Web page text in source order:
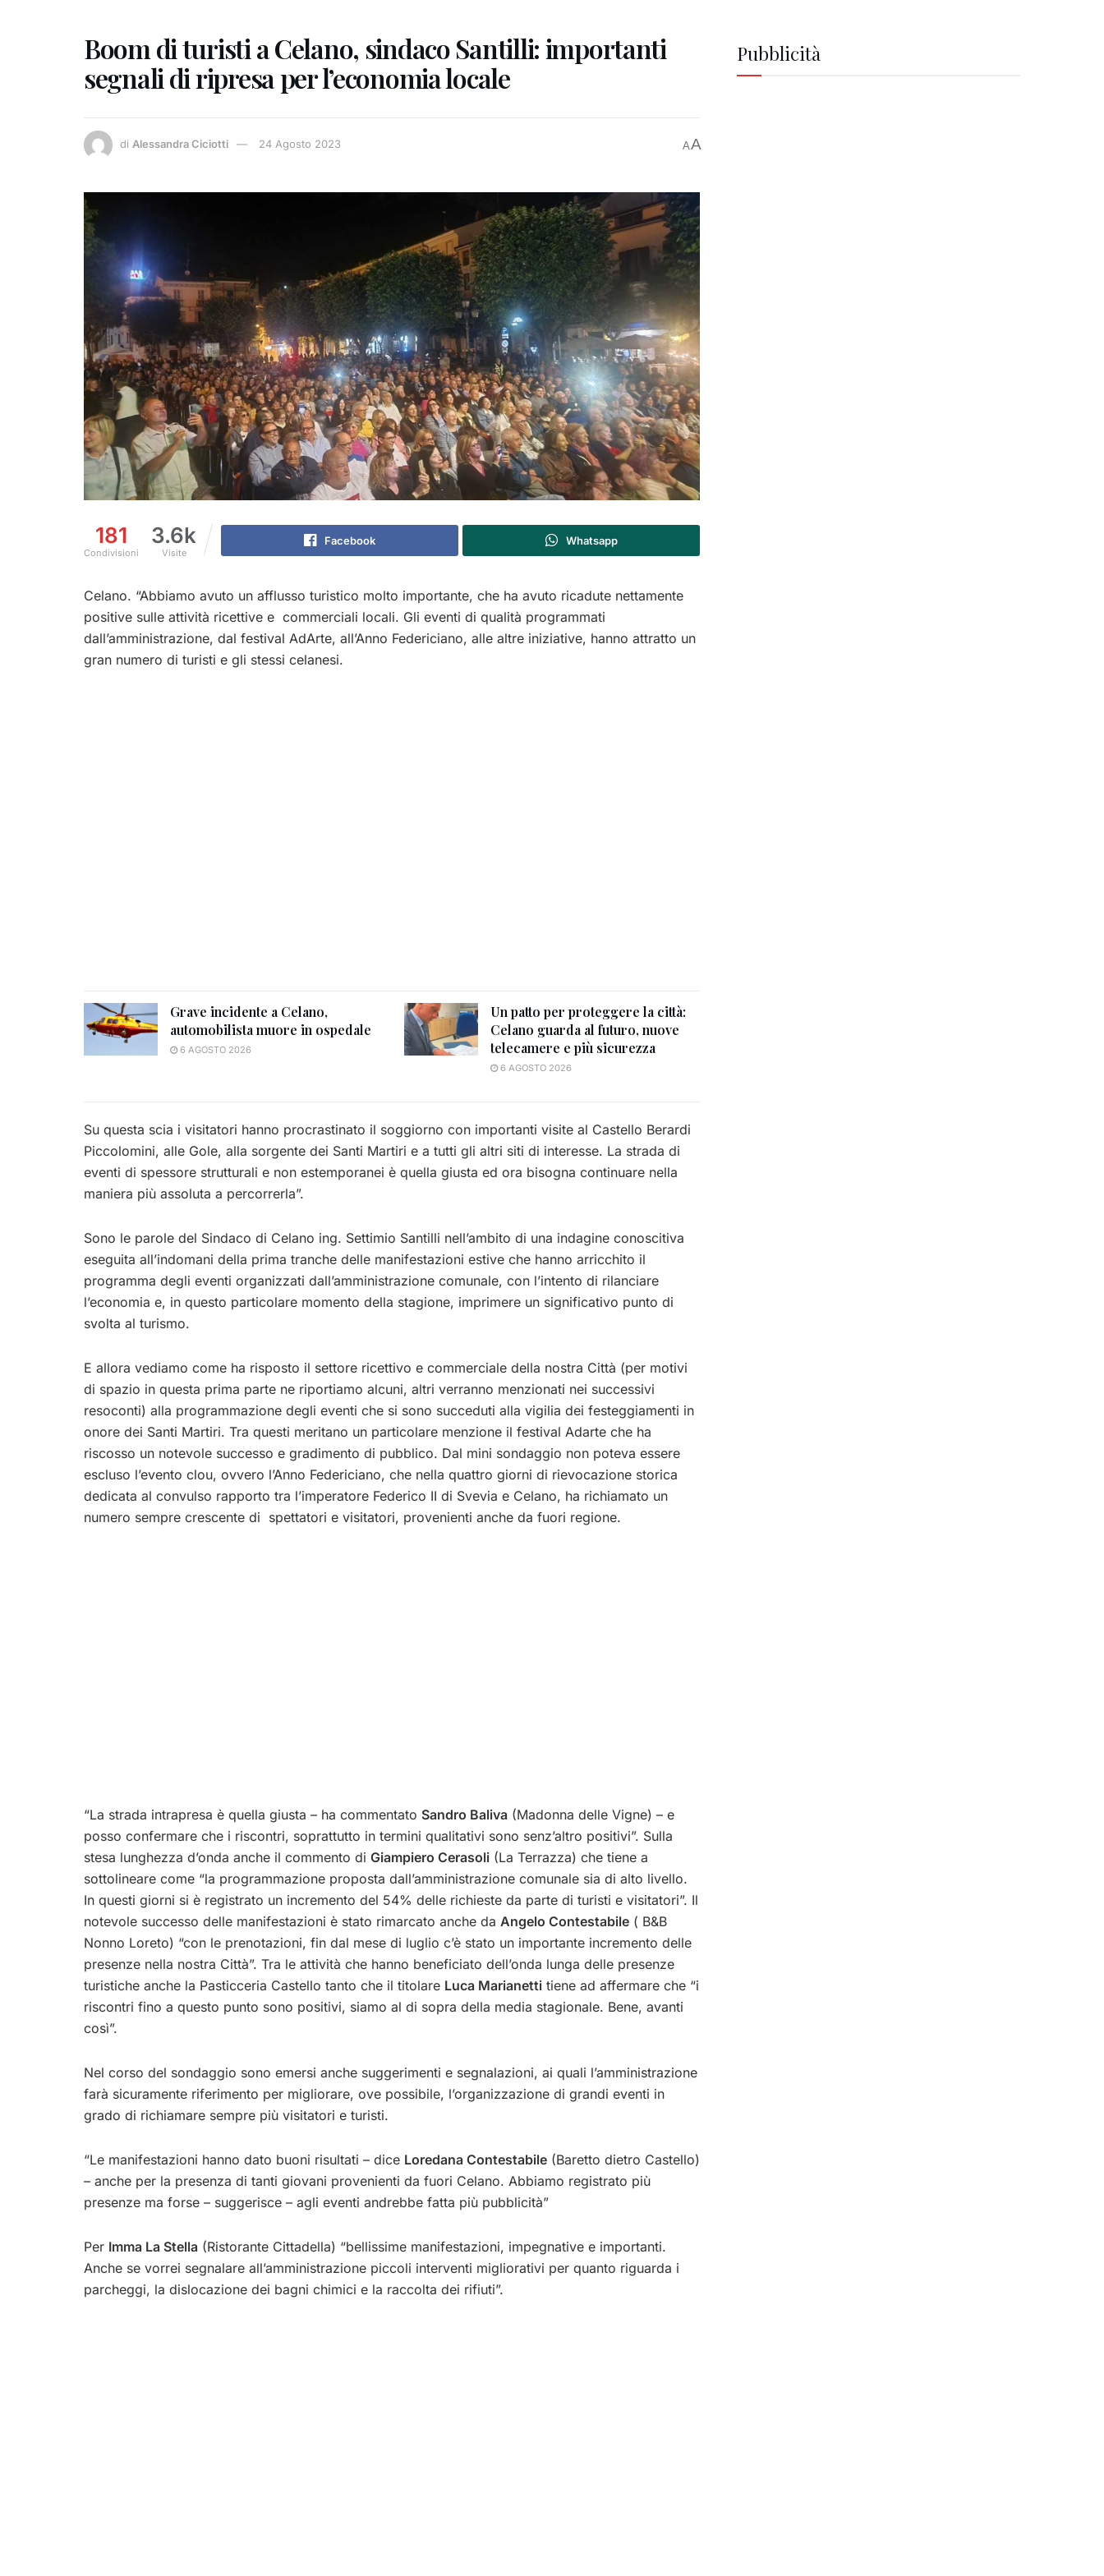
Boom di turisti a Celano, sindaco Santilli: importanti
segnali di ripresa per l’economia locale
di Alessandra Ciciotti 24 Agosto 2023 AA
181
Condivisioni
3.6k
Visite
Facebook Whatsapp
Celano. “Abbiamo avuto un afflusso turistico molto importante, che ha avuto ricadute nettamente
positive sulle attività ricettive e commerciali locali. Gli eventi di qualità programmati
dall’amministrazione, dal festival AdArte, all’Anno Federiciano, alle altre iniziative, hanno attratto un
gran numero di turisti e gli stessi celanesi.
Grave incidente a Celano,
automobilista muore in ospedale
6 AGOSTO 2026
Un patto per proteggere la città:
Celano guarda al futuro, nuove
telecamere e più sicurezza
6 AGOSTO 2026
Su questa scia i visitatori hanno procrastinato il soggiorno con importanti visite al Castello Berardi
Piccolomini, alle Gole, alla sorgente dei Santi Martiri e a tutti gli altri siti di interesse. La strada di
eventi di spessore strutturali e non estemporanei è quella giusta ed ora bisogna continuare nella
maniera più assoluta a percorrerla”.
Sono le parole del Sindaco di Celano ing. Settimio Santilli nell’ambito di una indagine conoscitiva
eseguita all’indomani della prima tranche delle manifestazioni estive che hanno arricchito il
programma degli eventi organizzati dall’amministrazione comunale, con l’intento di rilanciare
l’economia e, in questo particolare momento della stagione, imprimere un significativo punto di
svolta al turismo.
E allora vediamo come ha risposto il settore ricettivo e commerciale della nostra Città (per motivi
di spazio in questa prima parte ne riportiamo alcuni, altri verranno menzionati nei successivi
resoconti) alla programmazione degli eventi che si sono succeduti alla vigilia dei festeggiamenti in
onore dei Santi Martiri. Tra questi meritano un particolare menzione il festival Adarte che ha
riscosso un notevole successo e gradimento di pubblico. Dal mini sondaggio non poteva essere
escluso l’evento clou, ovvero l’Anno Federiciano, che nella quattro giorni di rievocazione storica
dedicata al convulso rapporto tra l’imperatore Federico II di Svevia e Celano, ha richiamato un
numero sempre crescente di spettatori e visitatori, provenienti anche da fuori regione.
“La strada intrapresa è quella giusta – ha commentato Sandro Baliva (Madonna delle Vigne) – e
posso confermare che i riscontri, soprattutto in termini qualitativi sono senz’altro positivi”. Sulla
stesa lunghezza d’onda anche il commento di Giampiero Cerasoli (La Terrazza) che tiene a
sottolineare come “la programmazione proposta dall’amministrazione comunale sia di alto livello.
In questi giorni si è registrato un incremento del 54% delle richieste da parte di turisti e visitatori”. Il
notevole successo delle manifestazioni è stato rimarcato anche da Angelo Contestabile ( B&B
Nonno Loreto) “con le prenotazioni, fin dal mese di luglio c’è stato un importante incremento delle
presenze nella nostra Città”. Tra le attività che hanno beneficiato dell’onda lunga delle presenze
turistiche anche la Pasticceria Castello tanto che il titolare Luca Marianetti tiene ad affermare che “i
riscontri fino a questo punto sono positivi, siamo al di sopra della media stagionale. Bene, avanti
così”.
Nel corso del sondaggio sono emersi anche suggerimenti e segnalazioni, ai quali l’amministrazione
farà sicuramente riferimento per migliorare, ove possibile, l’organizzazione di grandi eventi in
grado di richiamare sempre più visitatori e turisti.
“Le manifestazioni hanno dato buoni risultati – dice Loredana Contestabile (Baretto dietro Castello)
– anche per la presenza di tanti giovani provenienti da fuori Celano. Abbiamo registrato più
presenze ma forse – suggerisce – agli eventi andrebbe fatta più pubblicità”
Per Imma La Stella (Ristorante Cittadella) “bellissime manifestazioni, impegnative e importanti.
Anche se vorrei segnalare all’amministrazione piccoli interventi migliorativi per quanto riguarda i
parcheggi, la dislocazione dei bagni chimici e la raccolta dei rifiuti”.
Pubblicità